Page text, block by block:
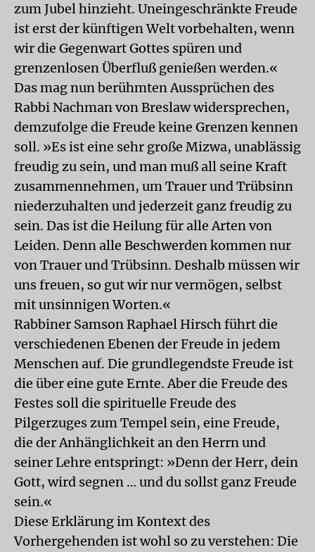
zum Jubel hinzieht. Uneingeschränkte Freude
ist erst der künftigen Welt vorbehalten, wenn
wir die Gegenwart Gottes spüren und
grenzenlosen Überfluß genießen werden.«
Das mag nun berühmten Aussprüchen des
Rabbi Nachman von Breslaw widersprechen,
demzufolge die Freude keine Grenzen kennen
soll. »Es ist eine sehr große Mizwa, unablässig
freudig zu sein, und man muß all seine Kraft
zusammennehmen, um Trauer und Trübsinn
niederzuhalten und jederzeit ganz freudig zu
sein. Das ist die Heilung für alle Arten von
Leiden. Denn alle Beschwerden kommen nur
von Trauer und Trübsinn. Deshalb müssen wir
uns freuen, so gut wir nur vermögen, selbst
mit unsinnigen Worten.«
Rabbiner Samson Raphael Hirsch führt die
verschiedenen Ebenen der Freude in jedem
Menschen auf. Die grundlegendste Freude ist
die über eine gute Ernte. Aber die Freude des
Festes soll die spirituelle Freude des
Pilgerzuges zum Tempel sein, eine Freude,
die der Anhänglichkeit an den Herrn und
seiner Lehre entspringt: »Denn der Herr, dein
Gott, wird segnen … und du sollst ganz Freude
sein.«
Diese Erklärung im Kontext des
Vorhergehenden ist wohl so zu verstehen: Die